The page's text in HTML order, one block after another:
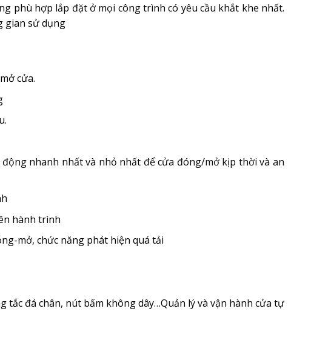
phù hợp lắp đặt ở mọi công trình có yêu cầu khắt khe nhất.
gian sử dụng
cửa.
nhanh nhất và nhỏ nhất để cửa đóng/mở kịp thời và an
hành trình
mở, chức năng phát hiện quá tải
đá chân, nút bấm không dây…Quản lý và vận hành cửa tự